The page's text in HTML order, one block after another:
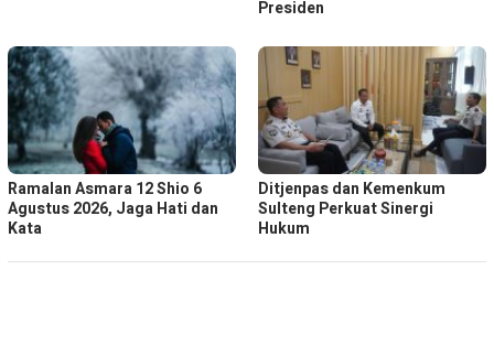
Presiden
Ramalan Asmara 12 Shio 6
Agustus 2026, Jaga Hati dan
Kata
Ditjenpas dan Kemenkum
Sulteng Perkuat Sinergi
Hukum